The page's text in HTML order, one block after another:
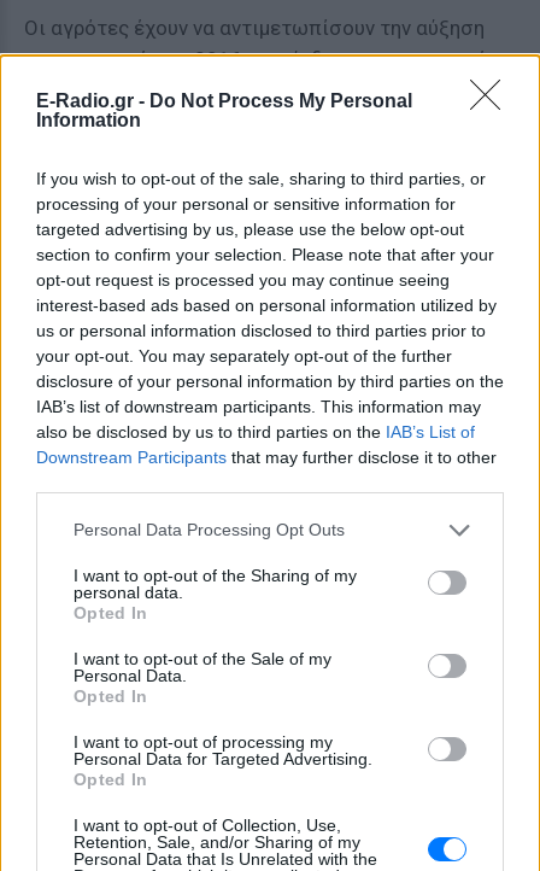
E-Radio.gr - Do Not Process My Personal
Information
If you wish to opt-out of the sale, sharing to third parties, or
processing of your personal or sensitive information for
targeted advertising by us, please use the below opt-out
section to confirm your selection. Please note that after your
opt-out request is processed you may continue seeing
interest-based ads based on personal information utilized by
us or personal information disclosed to third parties prior to
your opt-out. You may separately opt-out of the further
disclosure of your personal information by third parties on the
IAB’s list of downstream participants. This information may
also be disclosed by us to third parties on the IAB’s List of
Downstream Participants that may further disclose it to other
Personal Data Processing Opt Outs
I want to opt-out of the Sharing of my
personal data.
Opted In
I want to opt-out of the Sale of my
Personal Data.
Opted In
I want to opt-out of processing my
Personal Data for Targeted Advertising.
Opted In
I want to opt-out of Collection, Use,
Retention, Sale, and/or Sharing of my
Personal Data that Is Unrelated with the
Οι αγρότες έχουν να αντιμετωπίσουν την αύξηση
των εισφορών το 2016, τη σύνδεση των εισφορών
με το εισόδημα το 2017, τη σταδιακή αύξηση του
φορολογικού συντελεστή από το 13% στο 26%,
της προκαταβολής φόρου από το 27,5% που ήταν
πέρυσι στο 100%. Ακόμη και για έναν αγρότη με
εξαιρετικά χαμηλό εισόδημα, της τάξεως των 2.500
ευρώ, προκύπτουν επιβαρύνσεις.
Αν σήμερα είναι ασφαλισμένος στην 3η κλάση του
ΟΓΑ, ο αγρότης πληρώνει 954,2 ευρώ τον χρόνο. Το
2016, οι εισφορές θα ανέβουν στα 1.215,6 ευρώ. Ο
φόρος σήμερα είναι 200,95 ευρώ, αλλά σταδιακά θα
αυξηθεί στα 357 ευρώ. Αν ληφθεί υπΆ όψιν και η
σταδιακή αύξηση της προκαταβολής, τότε οι
κρατήσεις από τα 1.210,4 ευρώ που είναι σήμερα (ή
2018 ή το 2019 στα 1.583,2 ευρώ ή στο 63% του
εισοδήματος. Αντίστοιχα, ένας αγρότης των 10.000
εισοδήματός του για φόρους και ασφαλιστικές
εισφορές, θα φτάσει να δίνει το 47% του
εισοδήματός του.